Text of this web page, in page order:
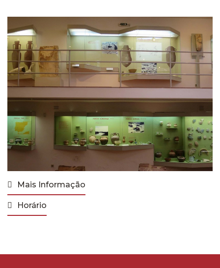
Mais Informação
Horário